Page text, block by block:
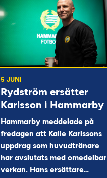
5 JUNI
Rydström ersätter
Karlsson i Hammarby
Hammarby meddelade på
fredagen att Kalle Karlssons
uppdrag som huvudtränare
har avslutats med omedelbar
verkan. Hans ersättare…